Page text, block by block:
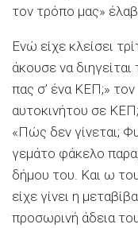
τον τρόπο μας»
Ενώ είχε κλείσει
άκουσε να
πας σ’ ένα ΚΕΠ;»
αυτοκινήτου σε
«Πώς δεν γίνεται;
γεμάτο φάκελο
δήμου του. Και ω
είχε γίνει η
προσωρινή άδεια